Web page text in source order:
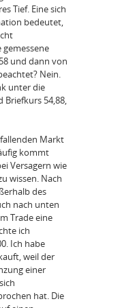
Tief. Eine sich
bedeutet,
und dann von
Nein.
unter die
Briefkurs 54,88,
Markt
kommt
Versagern wie
wissen. Nach
des
nach unten
Trade eine
ich
Ich habe
weil der
einer
hat. Die